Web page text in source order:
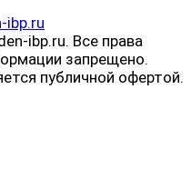
ibp.ru
ibp.ru. Все права
запрещено.
публичной офертой.